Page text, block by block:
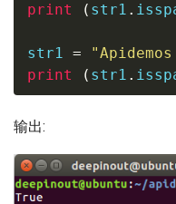
print
( str1 .
str1 =
print
( str1 .
输出: